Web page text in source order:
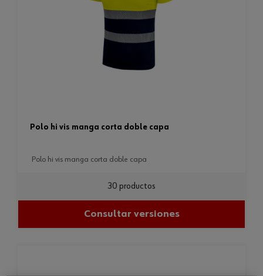
polo hi vis manga corta doble capa
polo hi vis manga corta doble capa
30 productos
Consultar versiones